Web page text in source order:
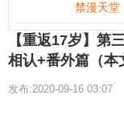
禁漫天堂
【重返17岁】第
相认+番外篇（本
发布:2020-09-16 03:07